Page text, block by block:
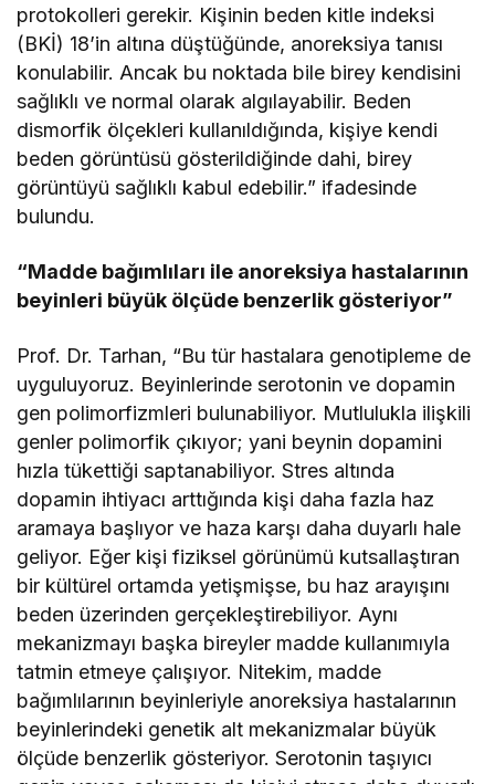
protokolleri gerekir. Kişinin beden kitle indeksi
(BKİ) 18’in altına düştüğünde, anoreksiya tanısı
konulabilir. Ancak bu noktada bile birey kendisini
sağlıklı ve normal olarak algılayabilir. Beden
dismorfik ölçekleri kullanıldığında, kişiye kendi
beden görüntüsü gösterildiğinde dahi, birey
görüntüyü sağlıklı kabul edebilir.” ifadesinde
bulundu.
“Madde bağımlıları ile anoreksiya hastalarının
beyinleri büyük ölçüde benzerlik gösteriyor”
Prof. Dr. Tarhan, “Bu tür hastalara genotipleme de
uyguluyoruz. Beyinlerinde serotonin ve dopamin
gen polimorfizmleri bulunabiliyor. Mutlulukla ilişkili
genler polimorfik çıkıyor; yani beynin dopamini
hızla tükettiği saptanabiliyor. Stres altında
dopamin ihtiyacı arttığında kişi daha fazla haz
aramaya başlıyor ve haza karşı daha duyarlı hale
geliyor. Eğer kişi fiziksel görünümü kutsallaştıran
bir kültürel ortamda yetişmişse, bu haz arayışını
beden üzerinden gerçekleştirebiliyor. Aynı
mekanizmayı başka bireyler madde kullanımıyla
tatmin etmeye çalışıyor. Nitekim, madde
bağımlılarının beyinleriyle anoreksiya hastalarının
beyinlerindeki genetik alt mekanizmalar büyük
ölçüde benzerlik gösteriyor. Serotonin taşıyıcı